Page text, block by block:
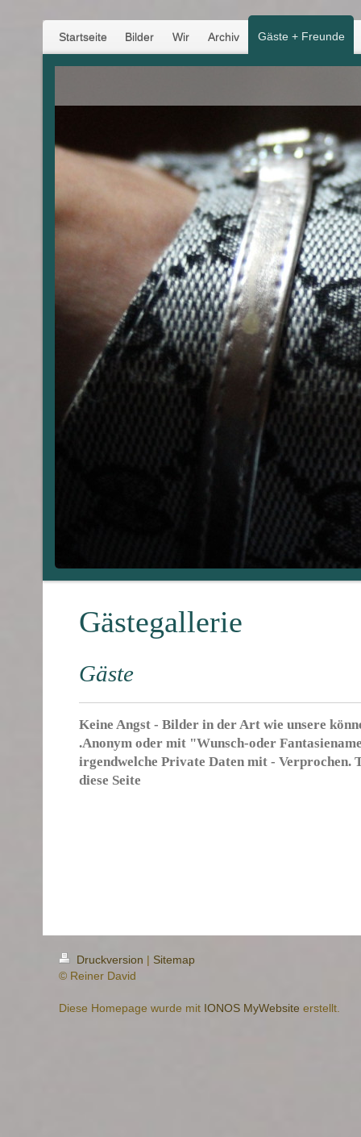
Startseite Bilder Wir Archiv Gäste + Freunde
Gästegallerie
Gäste
Keine Angst - Bilder in der Art wie unsere
.Anonym oder mit "Wunsch-oder
irgendwelche Private Daten mit - Verprochen.
diese Seite
Druckversion | Sitemap
© Reiner David
Diese Homepage wurde mit IONOS MyWebsite erstellt.